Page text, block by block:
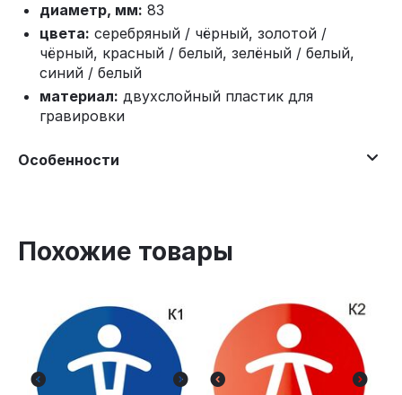
диаметр, мм: 83
цвета: серебряный / чёрный, золотой /
чёрный, красный / белый, зелёный / белый,
синий / белый
материал: двухслойный пластик для
гравировки
Особенности
Похожие товары